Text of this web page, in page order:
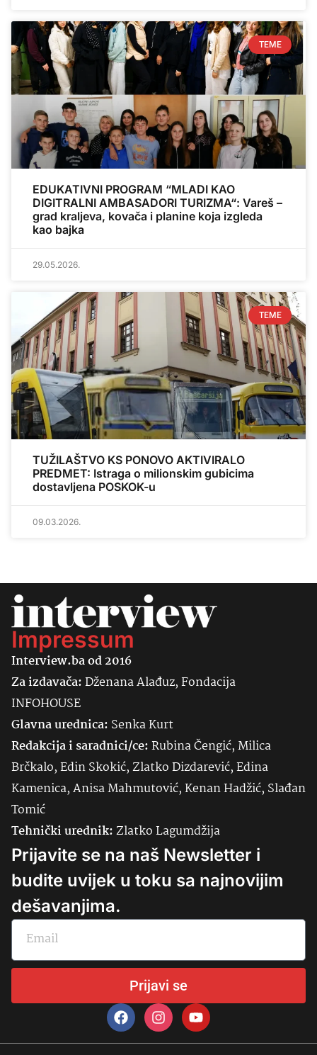
TEME
EDUKATIVNI PROGRAM “MLADI KAO
DIGITRALNI AMBASADORI TURIZMA“: Vareš –
grad kraljeva, kovača i planine koja izgleda
kao bajka
29.05.2026.
TEME
TUŽILAŠTVO KS PONOVO AKTIVIRALO
PREDMET: Istraga o milionskim gubicima
dostavljena POSKOK-u
09.03.2026.
Impressum
Interview.ba od 2016
Za izdavača:Dženana Alađuz, Fondacija
INFOHOUSE
Glavna urednica: SenkaKurt
Redakcija i saradnici/ce:Rubina Čengić, Milica
Brčkalo, Edin Skokić, Zlatko Dizdarević, Edina
Kamenica, Anisa Mahmutović, Kenan Hadžić, Slađan
Tomić
Tehnički urednik:Zlatko Lagumdžija
Prijavite se na naš Newsletter i
budite uvijek u toku sa najnovijim
dešavanjima.
Prijavi se